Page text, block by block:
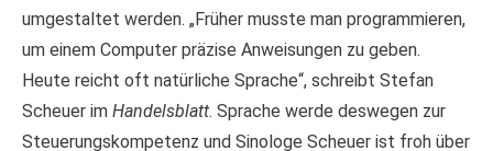
umgestaltet werden. „Früher musste man programmieren,
um einem Computer präzise Anweisungen zu geben.
Heute reicht oft natürliche Sprache“, schreibt Stefan
Scheuer im Handelsblatt. Sprache werde deswegen zur
Steuerungskompetenz und Sinologe Scheuer ist froh über